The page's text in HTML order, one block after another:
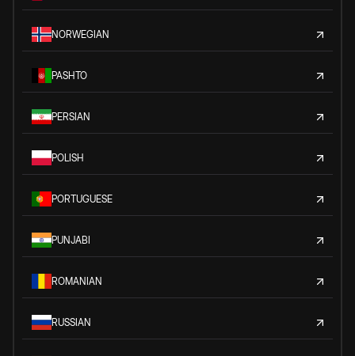
NORWEGIAN
PASHTO
PERSIAN
POLISH
PORTUGUESE
PUNJABI
ROMANIAN
RUSSIAN